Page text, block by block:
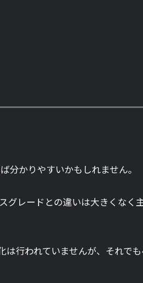
分かりやすいかもしれません。
グレードとの違いは大きくな
行われていませんが、それで